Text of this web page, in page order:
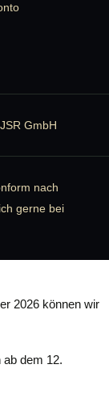
GmbH
nach
gerne bei
2026 können wir
ab dem 12.